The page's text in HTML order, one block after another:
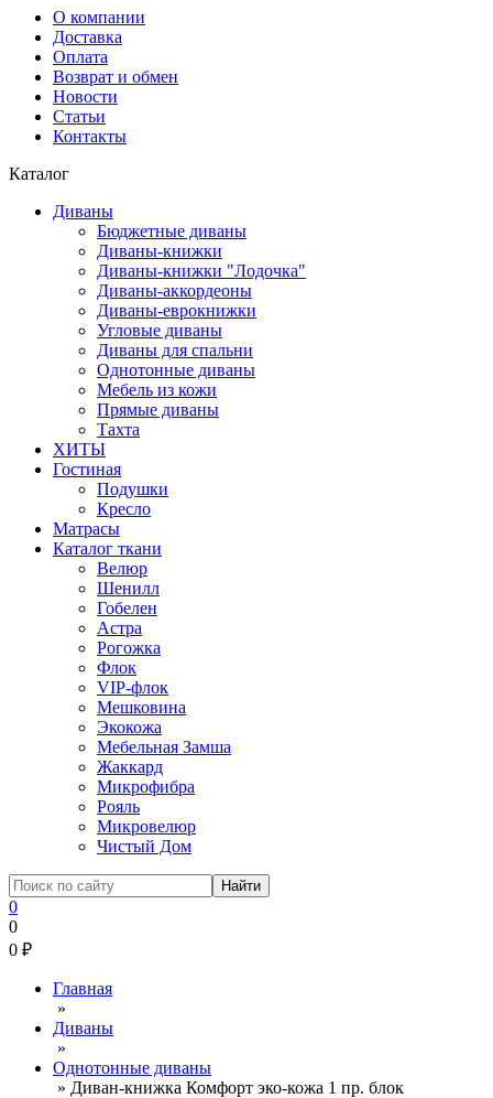
О компании
Доставка
Оплата
Возврат и обмен
Новости
Статьи
Контакты
Каталог
Диваны
Бюджетные диваны
Диваны-книжки
Диваны-книжки "Лодочка"
Диваны-аккордеоны
Диваны-еврокнижки
Угловые диваны
Диваны для спальни
Однотонные диваны
Мебель из кожи
Прямые диваны
Тахта
ХИТЫ
Гостиная
Подушки
Кресло
Матрасы
Каталог ткани
Велюр
Шенилл
Гобелен
Астра
Рогожка
Флок
VIP-флок
Мешковина
Экокожа
Мебельная Замша
Жаккард
Микрофибра
Рояль
Микровелюр
Чистый Дом
0
0
0 ₽
Главная
»
Диваны
»
Однотонные диваны
» Диван-книжка Комфорт эко-кожа 1 пр. блок